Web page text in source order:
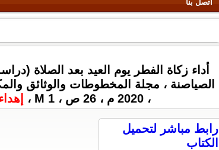
اتصل بنا
أداء زكاة الفطر يوم العيد بعد الصلاة
الصياصنة ، مجلة المخطوطات والوثائق
، 2020 م ، 26 ص ، 1 M ،
رابط مباشر لتحميل
الكتاب